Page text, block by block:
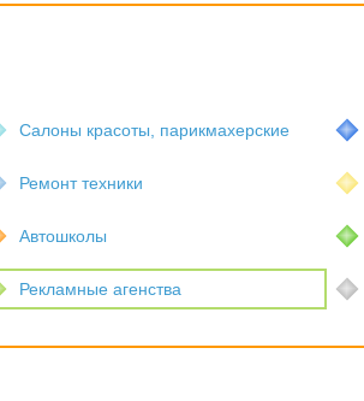
Салоны красоты, парикмахерские
Ремонт техники
Автошколы
Рекламные агенства